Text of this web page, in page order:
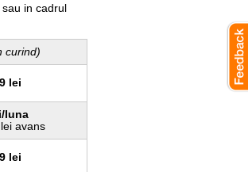
in cadrul
curind)
lei
luna
avans
lei